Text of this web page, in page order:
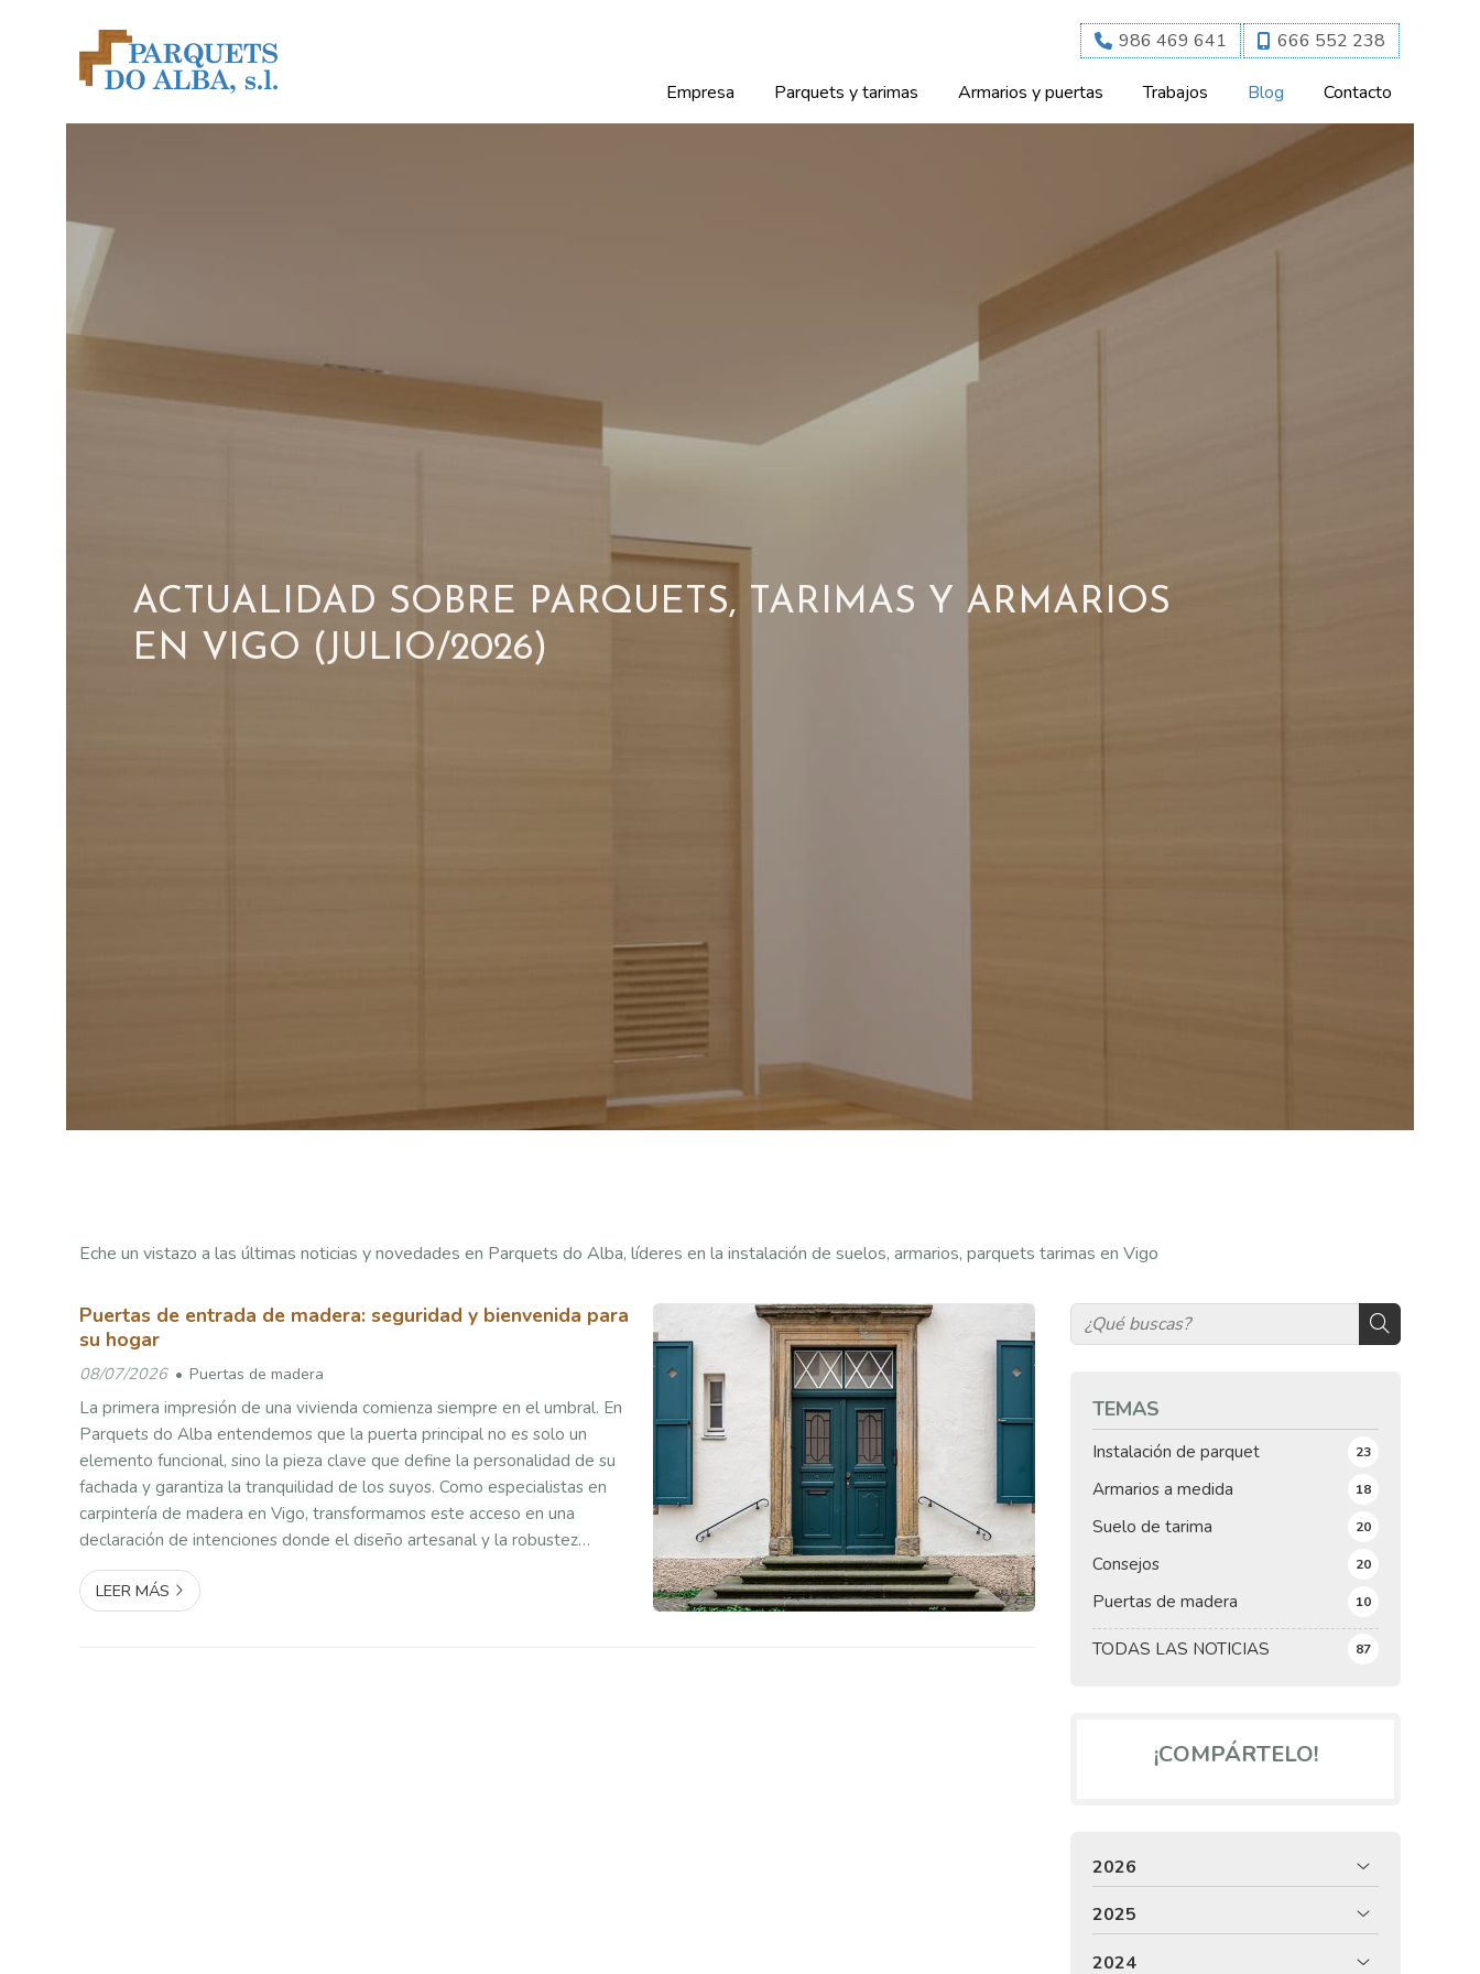
986 469 641 666 552 238
Empresa Parquets y tarimas Armarios y puertas Trabajos Blog Contacto
ACTUALIDAD SOBRE PARQUETS, TARIMAS Y ARMARIOS
EN VIGO (JULIO/2026)
Eche un vistazo a las últimas noticias y novedades en Parquets do Alba, líderes en la instalación de suelos, armarios, parquets tarimas en Vigo
TEMAS
TODAS LAS NOTICIAS 87
Instalación de parquet 23
Armarios a medida 18
Suelo de tarima 20
Consejos 20
Puertas de madera 10
Puertas de entrada de madera: seguridad y bienvenida para
su hogar
08/07/2026
Puertas de madera
La primera impresión de una vivienda comienza siempre en el umbral. En
Parquets do Alba entendemos que la puerta principal no es solo un
elemento funcional, sino la pieza clave que define la personalidad de su
fachada y garantiza la tranquilidad de los suyos. Como especialistas en
carpintería de madera en Vigo, transformamos este acceso en una
declaración de intenciones donde el diseño artesanal y la robustez
técnica se dan la mano. Elegir madera maciza para su entrada es apostar
por un materia...
LEER MÁS
¡COMPÁRTELO!
2026
2025
2024